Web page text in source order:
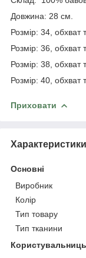
Довжина: 28 см.
Розмір: 34, обхват
Розмір: 36, обхват
Розмір: 38, обхват
Розмір: 40, обхват
Приховати
Характеристики
Основні
Виробник
Колір
Тип товару
Тип тканини